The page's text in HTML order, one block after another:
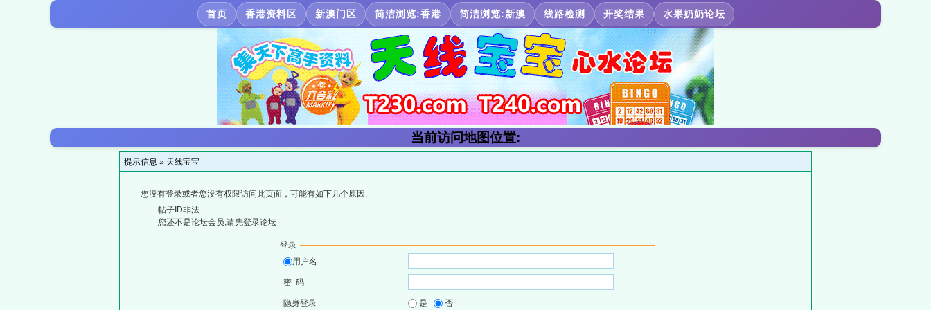
首页 香港资料区 新澳门区 简洁浏览:香港 简洁浏览:新澳 线路检测 开奖结果 水果奶奶论坛
当前访问地图位置:
提示信息 » 天线宝宝
您没有登录或者您没有权限访问此页面，可能有如下几个原因:
帖子ID非法
您还不是论坛会员,请先登录论坛
登录
用户名
密 码
隐身登录 是 否